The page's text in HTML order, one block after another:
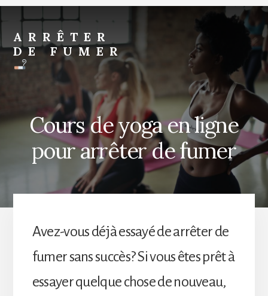
Skip
content
ARRÊTER
DE FUMER
l'arrêtCours de yoga en ligne
pour arrêter de fumer
Avez-vous déjà essayé de arrêter de
fumer sans succès? Si vous êtes prêt à
essayer quelque chose de nouveau,